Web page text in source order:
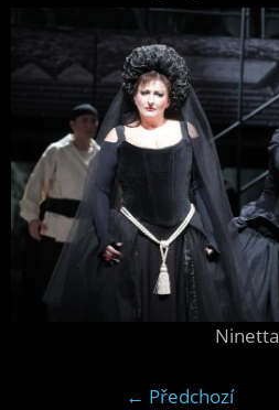
Ninetta
← Předchozí